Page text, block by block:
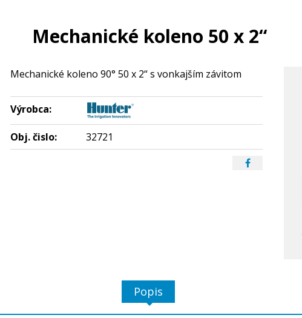
Mechanické koleno 50 x 2“
Mechanické koleno 90° 50 x 2“ s vonkajším závitom
Výrobca:
Obj. čislo: 32721
Popis